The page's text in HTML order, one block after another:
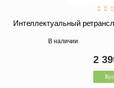
Интеллектуальный
В наличии
2